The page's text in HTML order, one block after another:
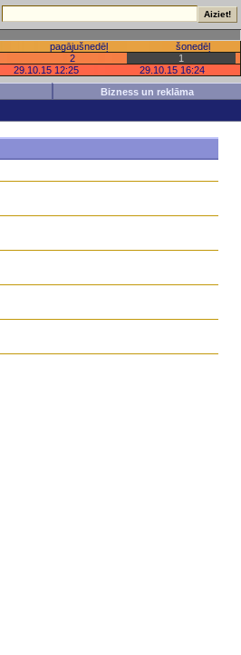
pagājušnedēļ šonedēļ
2 1
29.10.15 12:25 29.10.15 16:24
Bizness un reklāma